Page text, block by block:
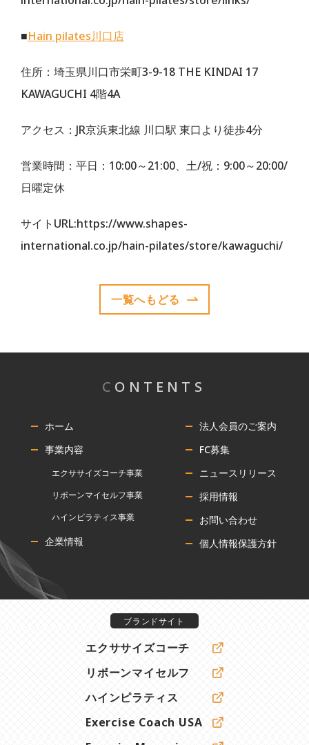
■Hain pilates川口店
住所：埼玉県川口市栄町3-9-18 THE KINDAI 17
KAWAGUCHI 4階4A
アクセス：JR京浜東北線 川口駅 東口より徒歩4分
営業時間：平日：10:00～21:00、土/祝：9:00～20:00/
日曜定休
サイトURL:https://www.shapes-
international.co.jp/hain-pilates/store/kawaguchi/
一覧へもどる
C ONTENTS
ホーム
事業内容
エクササイズコーチ事業
リボーンマイセルフ事業
ハインピラティス事業
企業情報
法人会員のご案内
FC募集
ニュースリリース
採用情報
お問い合わせ
個人情報保護方針
ブランドサイト
エクササイズコーチ
リボーンマイセルフ
ハインピラティス
Exercise Coach USA